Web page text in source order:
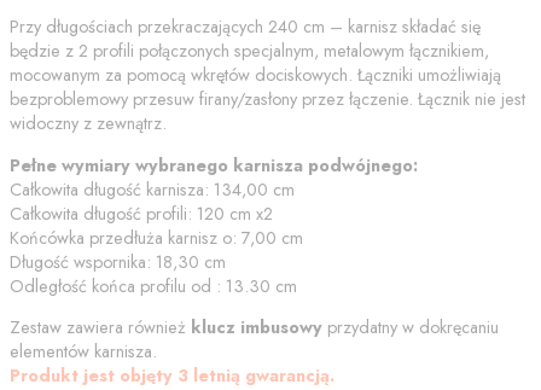
Przy długościach przekraczających 240 cm – karnisz składać się
będzie z 2 profili połączonych specjalnym, metalowym łącznikiem,
mocowanym za pomocą wkrętów dociskowych. Łączniki umożliwiają
bezproblemowy przesuw firany/zasłony przez łączenie. Łącznik nie jest
widoczny z zewnątrz.
Pełne wymiary wybranego karnisza podwójnego:
Całkowita długość karnisza: 134,00 cm
Całkowita długość profili: 120 cm x2
Końcówka przedłuża karnisz o: 7,00 cm
Długość wspornika: 18,30 cm
Odległość końca profilu od : 13.30 cm
Zestaw zawiera również klucz imbusowy przydatny w dokręcaniu
elementów karnisza.
Produkt jest objęty 3 letnią gwarancją.